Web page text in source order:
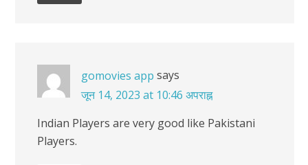
gomovies app says
जून 14, 2023 at 10:46 अपराह्न
Indian Players are very good like Pakistani
Players.